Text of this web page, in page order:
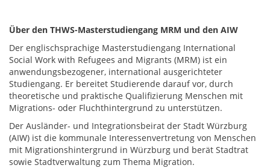
Über den THWS-Masterstudiengang MRM und den AIW
Der englischsprachige Masterstudiengang International
Social Work with Refugees and Migrants (MRM) ist ein
anwendungsbezogener, international ausgerichteter
Studiengang. Er bereitet Studierende darauf vor, durch
theoretische und praktische Qualifizierung Menschen mit
Migrations- oder Fluchthintergrund zu unterstützen.
Der Ausländer- und Integrationsbeirat der Stadt Würzburg
(AIW) ist die kommunale Interessenvertretung von Menschen
mit Migrationshintergrund in Würzburg und berät Stadtrat
sowie Stadtverwaltung zum Thema Migration.